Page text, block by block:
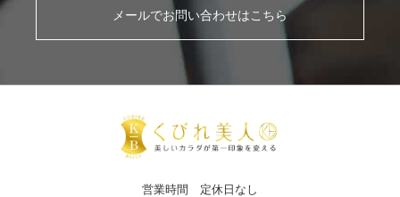
メールでお問い合わせはこちら
営業時間 定休日なし